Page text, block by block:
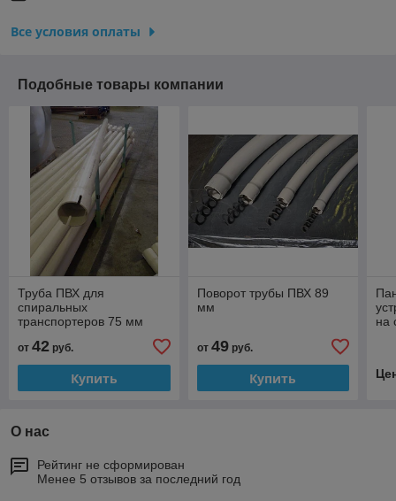
Все условия оплаты
Подобные товары компании
Труба ПВХ для
спиральных
транспортеров 75 мм
от 42 руб.
Купить
Поворот трубы ПВХ 89
мм
от 49руб.
Купить
на
О нас
Рейтинг не сформирован
Менее 5 отзывов за последний год